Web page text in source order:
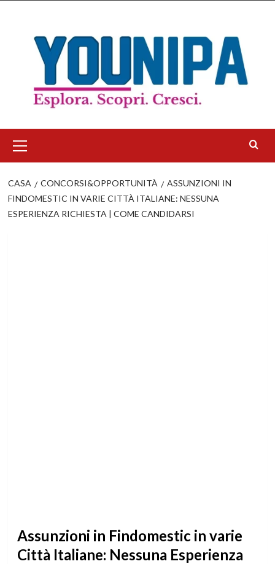
contenuto
principale
CASA CONCORSI&OPPORTUNITÀ
ASSUNZIONI IN
FINDOMESTIC IN VARIE CITTÀ ITALIANE: NESSUNA
ESPERIENZA RICHIESTA | COME CANDIDARSI
Assunzioni in Findomestic in varie
Città Italiane: Nessuna Esperienza